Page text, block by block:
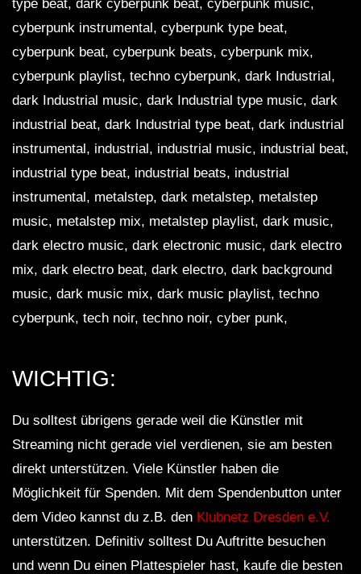
type beat, dark cyberpunk beat, cyberpunk music,
cyberpunk instrumental, cyberpunk type beat,
cyberpunk beat, cyberpunk beats, cyberpunk mix,
cyberpunk playlist, techno cyberpunk, dark Industrial,
dark Industrial music, dark Industrial type music, dark
industrial beat, dark Industrial type beat, dark industrial
instrumental, industrial, industrial music, industrial beat,
industrial type beat, industrial beats, industrial
instrumental, metalstep, dark metalstep, metalstep
music, metalstep mix, metalstep playlist, dark music,
dark electro music, dark electronic music, dark electro
mix, dark electro beat, dark electro, dark background
music, dark music mix, dark music playlist, techno
cyberpunk, tech noir, techno noir, cyber punk,
WICHTIG:
Du solltest übrigens gerade weil die Künstler mit
Streaming nicht gerade viel verdienen, sie am besten
direkt unterstützen. Viele Künstler haben die
Möglichkeit für Spenden. Mit dem Spendenbutton unter
dem Video kannst du z.B. den Klubnetz Dresden e.V.
unterstützen. Definitiv solltest Du Auftritte besuchen
und wenn Du einen Plattespieler hast, kaufe die besten